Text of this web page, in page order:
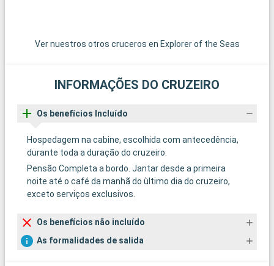
Ver nuestros otros cruceros en Explorer of the Seas
INFORMAÇÕES DO CRUZEIRO
Os benefícios Incluído
Hospedagem na cabine, escolhida com antecedência,
durante toda a duração do cruzeiro.
Pensão Completa a bordo. Jantar desde a primeira
noite até o café da manhã do ùltimo dia do cruzeiro,
exceto serviços exclusivos.
Os benefícios não incluído
As formalidades de salida